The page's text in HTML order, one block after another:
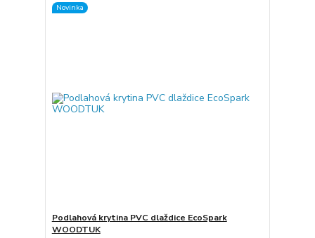
Novinka
Podlahová krytina PVC dlaždice EcoSpark
WOODTUK